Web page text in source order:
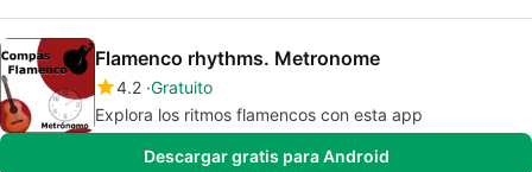
Flamenco rhythms. Metronome
4.2 Gratuito
Explora los ritmos flamencos con esta app
Descargar gratis para Android